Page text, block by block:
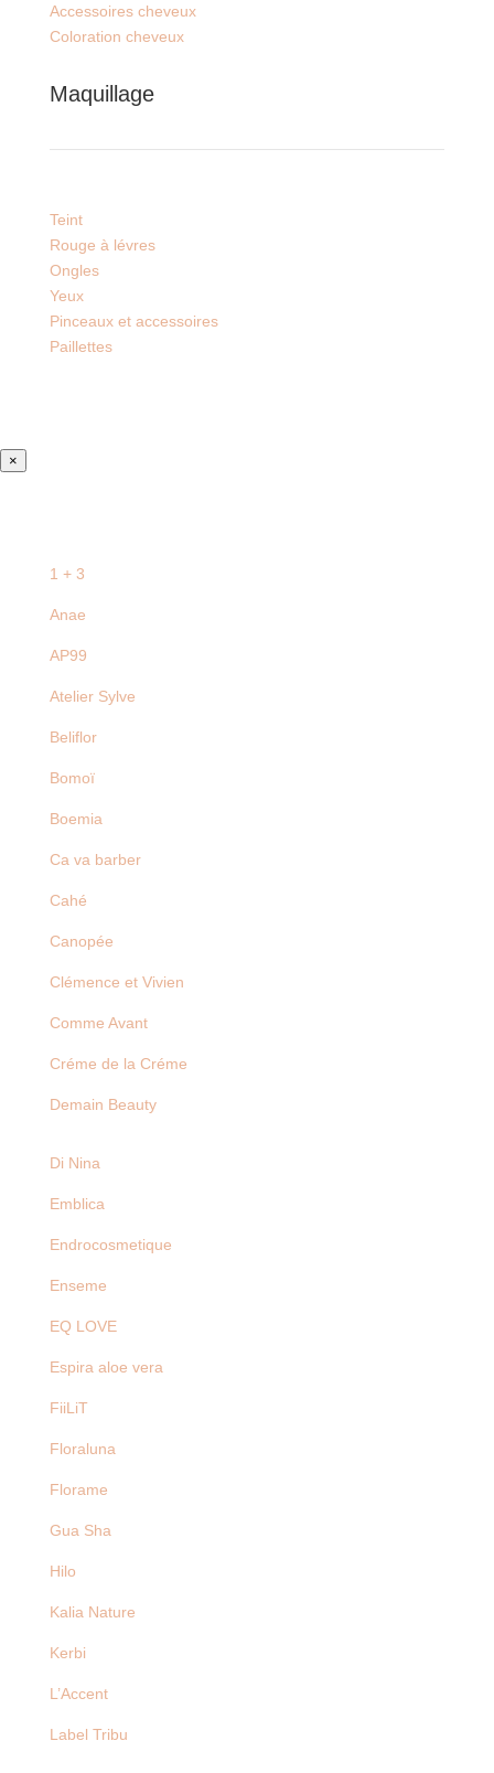
Accessoires cheveux
Coloration cheveux
Maquillage
Teint
Rouge à lévres
Ongles
Yeux
Pinceaux et accessoires
Paillettes
×
1 + 3
Anae
AP99
Atelier Sylve
Beliflor
Bomoï
Boemia
Ca va barber
Cahé
Canopée
Clémence et Vivien
Comme Avant
Créme de la Créme
Demain Beauty
Di Nina
Emblica
Endrocosmetique
Enseme
EQ LOVE
Espira aloe vera
FiiLiT
Floraluna
Florame
Gua Sha
Hilo
Kalia Nature
Kerbi
L’Accent
Label Tribu